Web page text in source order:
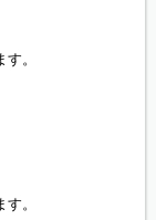
。
。